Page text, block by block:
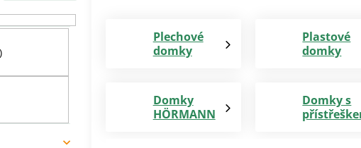
Plechové
domky
Plastové
domky
Domky
HÖRMANN
Domky s